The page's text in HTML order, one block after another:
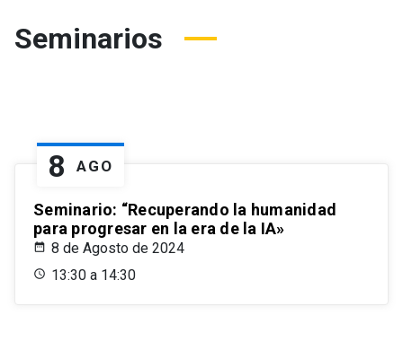
Seminarios
8 AGO
Seminario: “Recuperando la humanidad
para progresar en la era de la IA»
8 de Agosto de 2024
13:30 a 14:30